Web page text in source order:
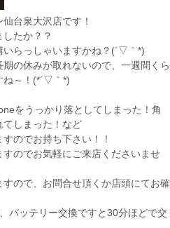
台泉大沢店です！
たか？？
らっしゃいますかね？(´▽｀*)
の休みが取れないので、一週間くら
ね～！(*´▽｀*)
をうっかり落としてしまった！角
てしまった！など
のでお持ち下さい！！
のでお気軽にご来店くださいませ
ので、お問合せ頂くか店頭にてお確
バッテリー交換ですと30分ほどで交